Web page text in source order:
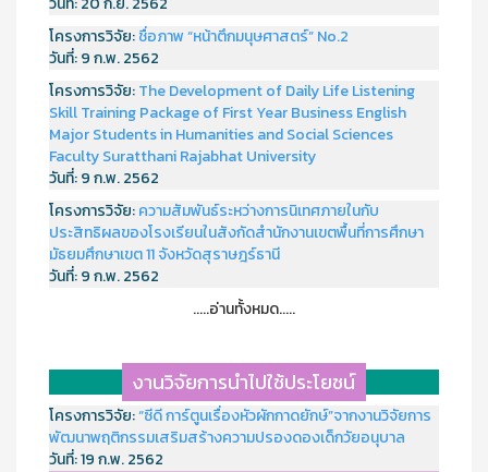
โครงการวิจัย:ชื่อภาพ “หน้าตึกมนุษศาสตร์” No.2
วันที่:9 ก.พ. 2562
โครงการวิจัย:The Development of Daily Life Listening
Skill Training Package of First Year Business English
Major Students in Humanities and Social Sciences
Faculty Suratthani Rajabhat University
วันที่:9 ก.พ. 2562
โครงการวิจัย:ความสัมพันธ์ระหว่างการนิเทศภายในกับ
ประสิทธิผลของโรงเรียนในสังกัดสำนักงานเขตพื้นที่การศึกษา
มัธยมศึกษาเขต 11 จังหวัดสุราษฎร์ธานี
วันที่:9 ก.พ. 2562
.....อ่านทั้งหมด.....
งานวิจัยการนำไปใช้ประโยชน์
โครงการวิจัย:“ซีดี การ์ตูนเรื่องหัวผักกาดยักษ์”จากงานวิจัยการ
พัฒนาพฤติกรรมเสริมสร้างความปรองดองเด็กวัยอนุบาล
วันที่:19 ก.พ. 2562